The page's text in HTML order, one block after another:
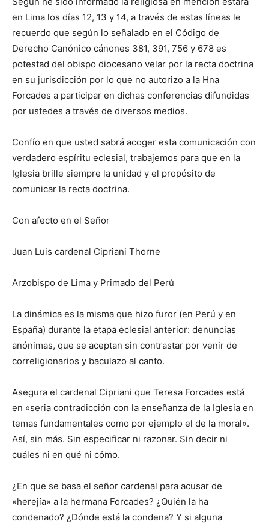
en Lima los días 12, 13 y 14, a través de estas líneas le
recuerdo que según lo señalado en el Código de
Derecho Canónico cánones 381, 391, 756 y 678 es
potestad del obispo diocesano velar por la recta doctrina
en su jurisdicción por lo que no autorizo a la Hna
Forcades a participar en dichas conferencias difundidas
por ustedes a través de diversos medios.
Confío en que usted sabrá acoger esta comunicación con
verdadero espíritu eclesial, trabajemos para que en la
Iglesia brille siempre la unidad y el propósito de
comunicar la recta doctrina.
Con afecto en el Señor
Juan Luis cardenal Cipriani Thorne
Arzobispo de Lima y Primado del Perú
La dinámica es la misma que hizo furor (en Perú y en
España) durante la etapa eclesial anterior: denuncias
anónimas, que se aceptan sin contrastar por venir de
correligionarios y baculazo al canto.
Asegura el cardenal Cipriani que Teresa Forcades está
en «seria contradicción con la enseñanza de la Iglesia en
temas fundamentales como por ejemplo el de la moral».
Así, sin más. Sin especificar ni razonar. Sin decir ni
cuáles ni en qué ni cómo.
¿En que se basa el señor cardenal para acusar de
«herejía» a la hermana Forcades? ¿Quién la ha
condenado? ¿Dónde está la condena? Y si alguna